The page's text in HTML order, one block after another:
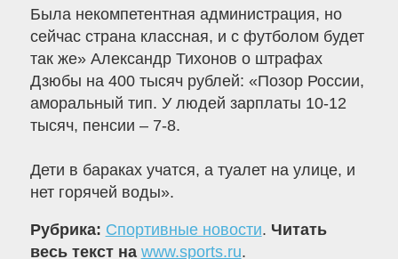
Была некомпетентная администрация, но
сейчас страна классная, и с футболом будет
так же» Александр Тихонов о штрафах
Дзюбы на 400 тысяч рублей: «Позор России,
аморальный тип. У людей зарплаты 10-12
тысяч, пенсии – 7-8.
Дети в бараках учатся, а туалет на улице, и
нет горячей воды».
Рубрика: Спортивные новости. Читать
весь текст на www.sports.ru.